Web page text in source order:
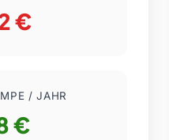
€
/ JAHR
€